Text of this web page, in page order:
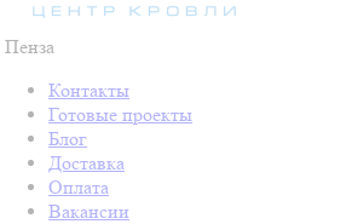
Пенза
Контакты
Готовые проекты
Блог
Доставка
Оплата
Вакансии